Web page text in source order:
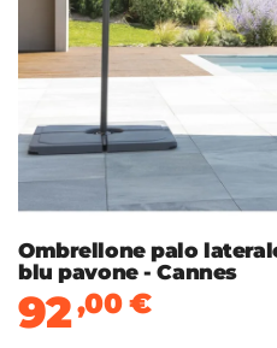
Ombrellone palo
blu pavone - Cannes
92,00€